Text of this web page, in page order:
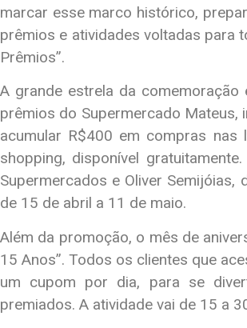
marcar esse marco histórico,
prêmios e atividades voltadas para
Prêmios”.
A grande estrela da
prêmios do Supermercado Mateus,
acumular R$400 em compras
shopping, disponível
Supermercados e Oliver
de 15 de abril a 11 de maio.
Além da promoção, o mês de
15 Anos”. Todos os clientes que
um cupom por dia, para se
premiados. A atividade vai de 15 a